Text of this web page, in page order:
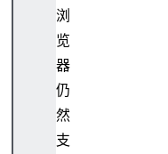
浏
览
器
仍
然
支